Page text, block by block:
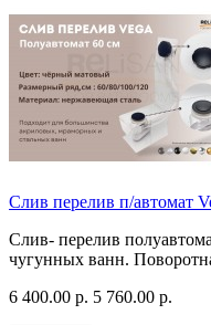
Слив перелив п/автомат
Слив- перелив
чугунных ванн.
6 400.00 р. 5 760.00 р.